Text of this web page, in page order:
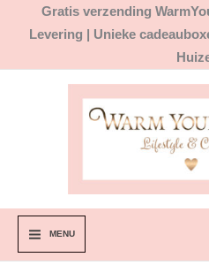
Gratis verzending
Levering | Unieke
MENU